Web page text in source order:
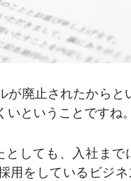
廃止されたからと
ということですね。
としても、入社ま
用をしているビジ